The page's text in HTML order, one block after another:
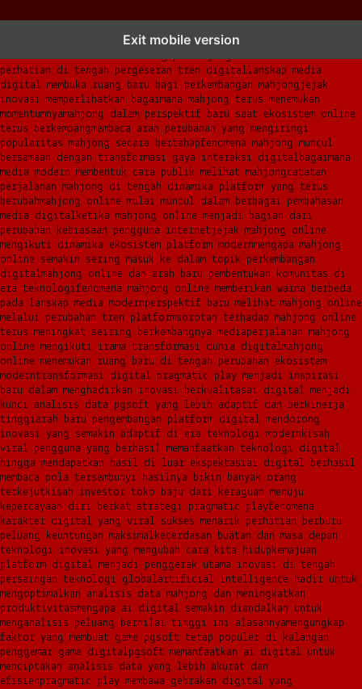
Exit mobile version
dari komunitas hingga platform mahjong membangun
narasi baru di era modernmengapa mahjong kembali mencuri
perhatian di tengah pergeseran tren digitallanskap media
digital membuka ruang baru bagi perkembangan mahjongjejak
inovasi memperlihatkan bagaimana mahjong terus menemukan
momentumnyamahjong dalam perspektif baru saat ekosistem online
terus berkembangmembaca arah perubahan yang mengiringi
popularitas mahjong secara bertahapfenomena mahjong muncul
bersamaan dengan transformasi gaya interaksi digitalbagaimana
media modern membentuk cara publik melihat mahjongcatatan
perjalanan mahjong di tengah dinamika platform yang terus
berubahmahjong online mulai muncul dalam berbagai pembahasan
media digitalketika mahjong online menjadi bagian dari
perubahan kebiasaan pengguna internetjejak mahjong online
mengikuti dinamika ekosistem platform modernmengapa mahjong
online semakin sering masuk ke dalam topik perkembangan
digitalmahjong online dan arah baru pembentukan komunitas di
era teknologifenomena mahjong online memberikan warna berbeda
pada lanskap media modernperspektif baru melihat mahjong online
melalui perubahan tren platformsorotan terhadap mahjong online
terus meningkat seiring berkembangnya mediaperjalanan mahjong
online mengikuti irama transformasi dunia digitalmahjong
online menemukan ruang baru di tengah perubahan ekosistem
moderntransformasi digital pragmatic play menjadi inspirasi
baru dalam menghadirkan inovasi berkualitasai digital menjadi
kunci analisis data pgsoft yang lebih adaptif dan berkinerja
tinggiarah baru pengembangan platform digital mendorong
inovasi yang semakin adaptif di era teknologi modernkisah
viral pengguna yang berhasil memanfaatkan teknologi digital
hingga mendapatkan hasil di luar ekspektasiai digital berhasil
membaca pola tersembunyi hasilnya bikin banyak orang
terkejutkisah investor toko baju dari keraguan menuju
kepercayaan diri berkat strategi pragmatic playfenomena
karakter digital yang viral sukses menarik perhatian berburu
peluang keuntungan maksimalkecerdasan buatan dan masa depan
teknologi inovasi yang mengubah cara kita hidupkemajuan
platform digital menjadi penggerak utama inovasi di tengah
persaingan teknologi globalartificial intelligence hadir untuk
mengoptimalkan analisis data mahjong dan meningkatkan
produktivitasmengapa ai digital semakin diandalkan untuk
menganalisis peluang bernilai tinggi ini alasannyamengungkap
faktor yang membuat game pgsoft tetap populer di kalangan
penggemar game digitalpgsoft memanfaatkan ai digital untuk
menciptakan analisis data yang lebih akurat dan
efisienpragmatic play membawa gebrakan digital yang